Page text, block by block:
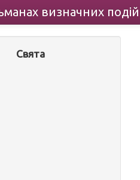
визначних подій
Свята